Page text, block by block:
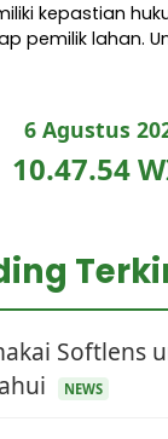
kepastian
pemilik lahan.
6 Agustus
10.47.54
Softlens
NEWS